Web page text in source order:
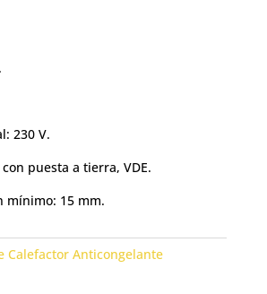
230 V.
puesta a tierra, VDE.
mínimo: 15 mm.
Calefactor Anticongelante